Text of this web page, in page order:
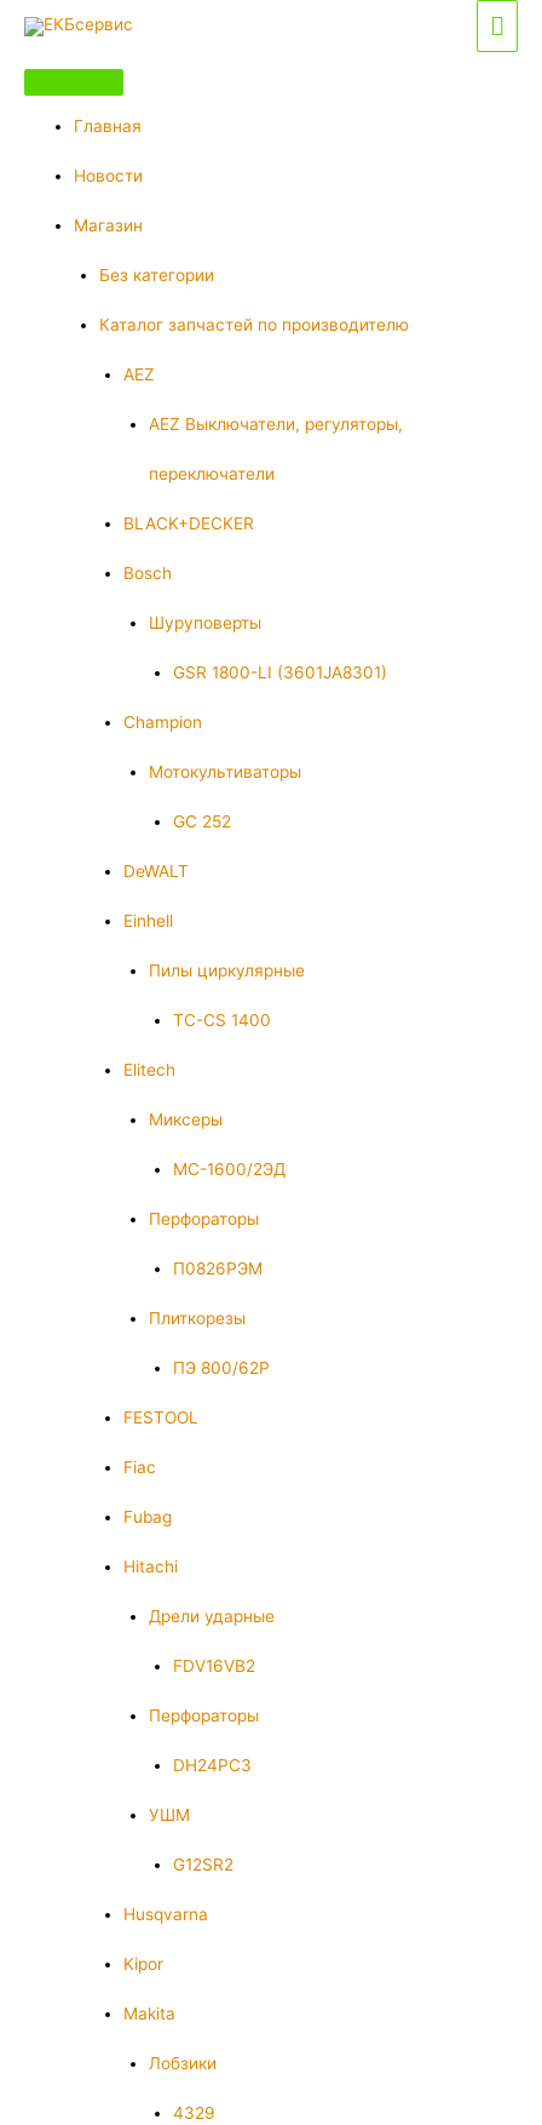
Перейти
содержимому
Главная
Новости
Магазин
Без категории
Каталог запчастей по производителю
AEZ
AEZ Выключатели, регуляторы,
переключатели
BLACK+DECKER
Bosch
Шуруповерты
GSR 1800-LI (3601JA8301)
Champion
Мотокультиваторы
GC 252
DeWALT
Einhell
Пилы циркулярные
TC-CS 1400
Elitech
Миксеры
МС-1600/2ЭД
Перфораторы
П0826РЭМ
Плиткорезы
ПЭ 800/62Р
FESTOOL
Fiac
Fubag
Hitachi
Дрели ударные
FDV16VB2
Перфораторы
DH24PC3
УШМ
G12SR2
Husqvarna
Kipor
Makita
Лобзики
4329